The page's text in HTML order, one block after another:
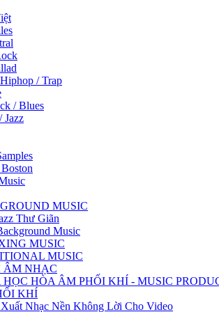
/ Trap
/ Blues
Jazz
MUSIC
Thư Giãn
Music
MUSIC
MUSIC
ÂM NHẠC
HÒA ÂM PHỐI KHÍ - MUSIC
KHÍ
Nhạc Nền Không Lời Cho Video